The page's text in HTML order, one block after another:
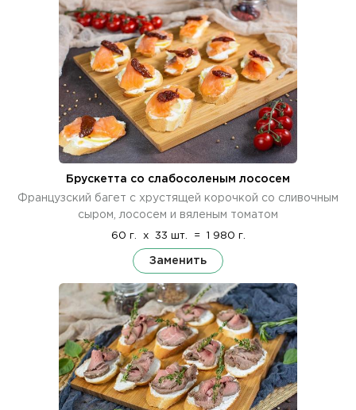
Брускетта со слабосоленым лососем
Французский багет с хрустящей корочкой со сливочным
сыром, лососем и вяленым томатом
60 г. x 33 шт. = 1 980 г.
Заменить